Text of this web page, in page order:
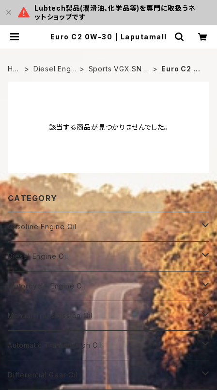
Lubtech製品(潤滑油、化学品等)を専門に取扱うネ
ットショップです
Euro C2 0W-30 | Laputamall
HO
Diesel Engin
Sports VGX SN E
Euro C2 0
該当する商品が見つかりませんでした。
CATEGORY
Gasoline Engine Oil
GT Racing
GTR 0W-10
GTR 0Ｗ-20
GT Autobahn
GTA 0W-20
GTA 5W-20
Hybrid Car Oil
First 0W-10
First 0W-20
Super Touring
ST 0W-20
Sports VGX
Diesel Engine Oil
Diesel Power DL-1
DL-1 0W-30
DL-1 5W-30
Diesel Power DH-2
DH-2 10W-30
DH-2 15W-40
Sports VGX SN EURO-8
Euro C2 0W-30
Sports VGX SN EURO-12
Motorcycle Engine Oil
Biker 4T
Biker 4T Type R
Biker 4T Type S
Biker 2T
Biker 2T Type R
Manual Transmission Oil
Racing Gear
75番系
GT Gear
Automatic Transmission Oil
ATF Spec -Ⅰ
Differential Gear Oil